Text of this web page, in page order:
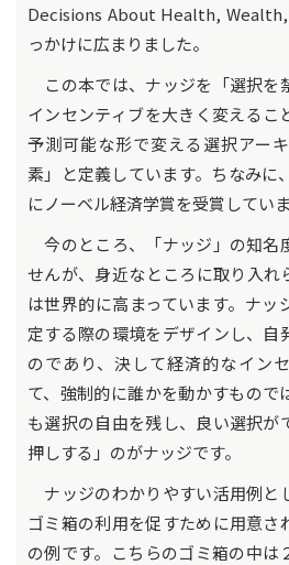
Decisions About Health,
っかけに広まりました。
この本では、ナッジを「選択を
インセンティブを大きく変えるこ
予測可能な形で変える選択アー
素」と定義しています。ちなみに
にノーベル経済学賞を受賞していま
今のところ、「ナッジ」の知名
せんが、身近なところに取り入れ
は世界的に高まっています。ナッ
定する際の環境をデザインし、自
のであり、決して経済的なイン
て、強制的に誰かを動かすもので
も選択の自由を残し、良い選択が
押しする」のがナッジです。
ナッジのわかりやすい活用例と
ゴミ箱の利用を促すために用意さ
の例です。こちらのゴミ箱の中は